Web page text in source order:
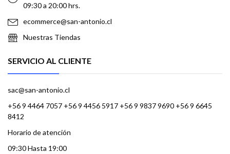
09:30 a 20:00 hrs.
ecommerce@san-antonio.cl
Nuestras Tiendas
SERVICIO AL CLIENTE
sac@san-antonio.cl
+56 9 4464 7057 +56 9 4456 5917 +56 9 9837 9690 +56 9 6645
8412
Horario de atención
09:30 Hasta 19:00